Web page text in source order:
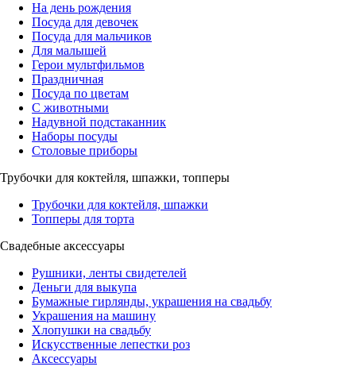
На день рождения
Посуда для девочек
Посуда для мальчиков
Для малышей
Герои мультфильмов
Праздничная
Посуда по цветам
С животными
Надувной подстаканник
Наборы посуды
Столовые приборы
Трубочки для коктейля, шпажки, топперы
Трубочки для коктейля, шпажки
Топперы для торта
Свадебные аксессуары
Рушники, ленты свидетелей
Деньги для выкупа
Бумажные гирлянды, украшения на свадьбу
Украшения на машину
Хлопушки на свадьбу
Искусственные лепестки роз
Аксессуары